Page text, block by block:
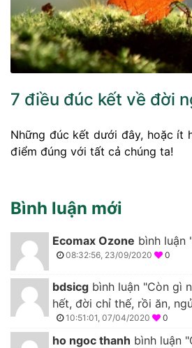
7 điều đúc kết về đời
Những đúc kết dưới đây, hoặc ít
điểm đúng với tất cả chúng ta!
Bình luận mới
Ecomax Ozone bình luận
08:32:56, 23/09/2020 0
bdsicg bình luận "Còn gì
hết, đời chỉ thế, rồi ăn,
10:51:01, 07/04/2020 0
ho ngoc thanh bình luận